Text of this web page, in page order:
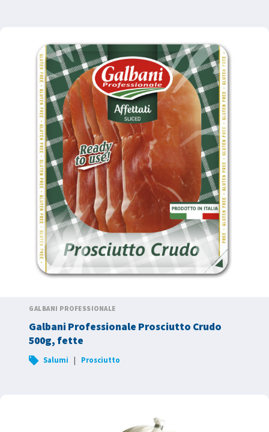
GALBANI PROFESSIONALE
Galbani Professionale Prosciutto Crudo
500g, fette
Salumi | Prosciutto